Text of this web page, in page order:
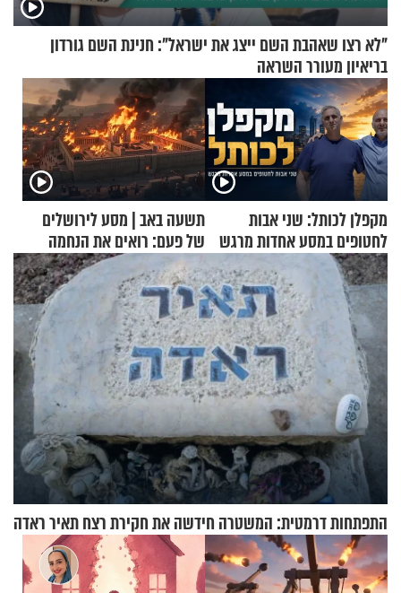
"לא רצו שאהבת השם ייצג את ישראל": חנינת השם גורדון
בריאיון מעורר השראה
מקפלן לכותל: שני אבות
לחטופים במסע אחדות מרגש
תשעה באב | מסע לירושלים
של פעם: רואים את הנחמה
התפתחות דרמטית: המשטרה חידשה את חקירת רצח תאיר ראדה